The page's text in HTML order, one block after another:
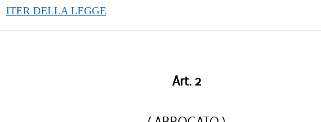
ITER DELLA LEGGE
Art. 2